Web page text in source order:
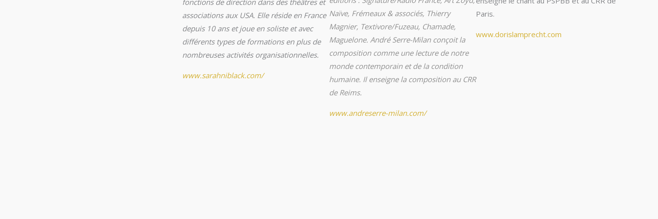
associations aux USA. Elle réside en France
depuis 10 ans et joue en soliste et avec
différents types de formations en plus de
nombreuses activités organisationnelles.
www.sarahniblack.com/
Naïve, Frémeaux & associés, Thierry
Magnier, Textivore/Fuzeau, Chamade,
Maguelone. André Serre-Milan conçoit la
composition comme une lecture de notre
monde contemporain et de la condition
humaine. Il enseigne la composition au CRR
de Reims.
www.andreserre-milan.com/
Paris.
www.dorislamprecht.com